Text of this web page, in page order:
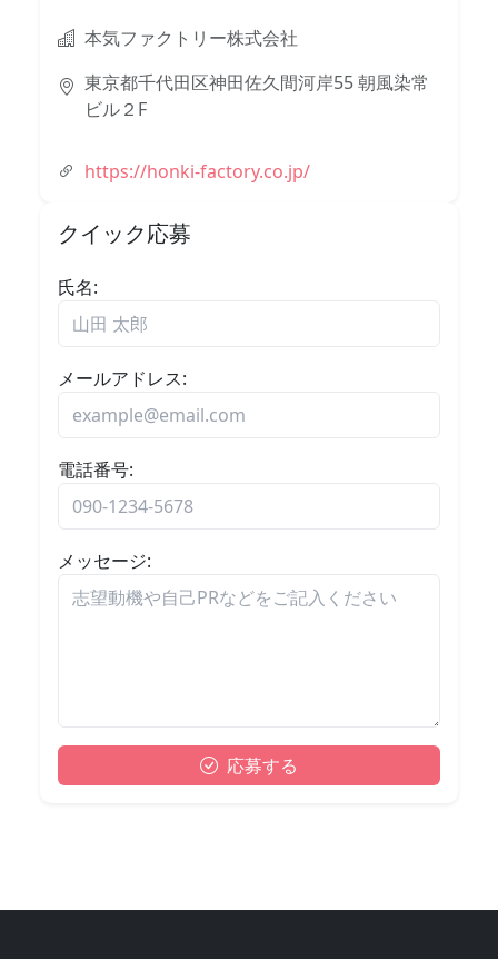
本気ファクトリー株式会社
東京都千代田区神田佐久間河岸55 朝風染常
ビル２F
https://honki-factory.co.jp/
クイック応募
氏名:
メールアドレス:
電話番号:
メッセージ:
応募する